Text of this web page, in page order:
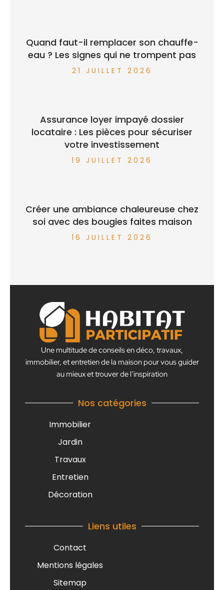
Quand faut-il remplacer son chauffe-
eau ? Les signes qui ne trompent pas
21 JUILLET 2026
Assurance loyer impayé dossier
locataire : Les pièces pour sécuriser
votre investissement
19 JUILLET 2026
Créer une ambiance chaleureuse chez
soi avec des bougies faites maison
16 JUILLET 2026
Une multitude de conseils en déco, travaux,
immobilier, et entretien de la maison pour vous guider
au mieux et trouver de l’inspiration
Nos catégories
Immobilier
Jardin
Travaux
Entretien
Décoration
Liens utiles
Contact
Mentions légales
Sitemap